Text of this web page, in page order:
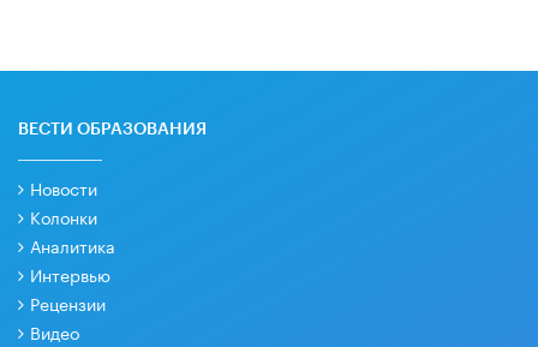
ВЕСТИ ОБРАЗОВАНИЯ
Новости
Колонки
Аналитика
Интервью
Рецензии
Видео